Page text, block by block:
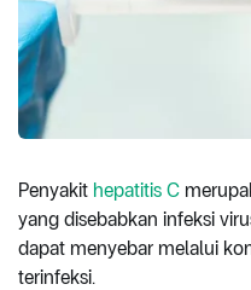
Penyakit hepatitis C
yang disebabkan infeksi
dapat menyebar melalui
terinfeksi.